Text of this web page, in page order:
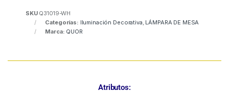
SKU Q31019-WH
Categorías: Iluminación Decorativa, LÁMPARA DE MESA
Marca: QUOR
Atributos: